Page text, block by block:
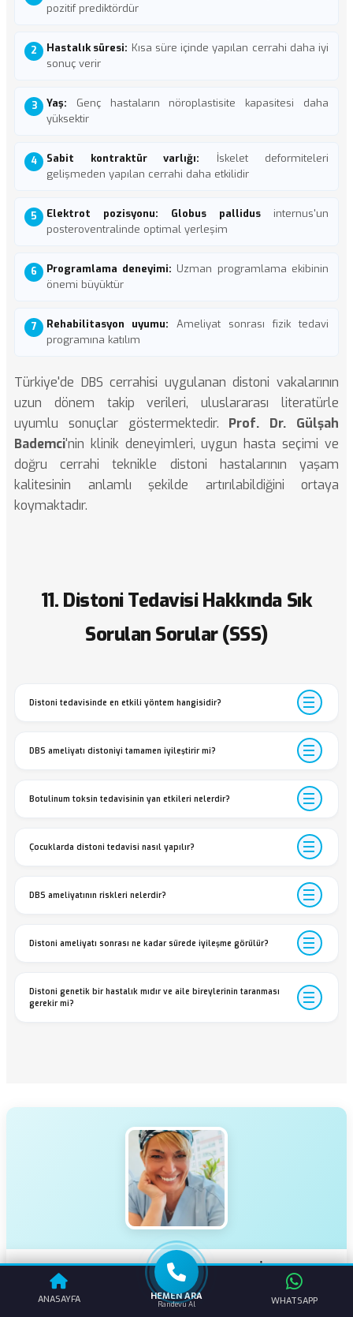
pozitif prediktördür
Hastalık süresi: Kısa süre içinde yapılan cerrahi daha iyi
sonuç verir
Yaş: Genç hastaların nöroplastisite kapasitesi daha
yüksektir
Sabit kontraktür varlığı: İskelet deformiteleri
gelişmeden yapılan cerrahi daha etkilidir
Elektrot pozisyonu: Globus pallidusinternus'un
posteroventralinde optimal yerleşim
Programlama deneyimi: Uzman programlama ekibinin
önemi büyüktür
Rehabilitasyon uyumu: Ameliyat sonrası fizik tedavi
programına katılım
Türkiye'de DBS cerrahisi uygulanan distoni vakalarının
uzun dönem takip verileri, uluslararası literatürle
uyumlu sonuçlar göstermektedir. Prof. Dr. Gülşah
Bademci'nin klinik deneyimleri, uygun hasta seçimi ve
doğru cerrahi teknikle distoni hastalarının yaşam
kalitesinin anlamlı şekilde artırılabildiğini ortaya
koymaktadır.
11. Distoni Tedavisi Hakkında Sık
Sorulan Sorular (SSS)
Distoni tedavisinde en etkili yöntem hangisidir?
DBS ameliyatı distoniyi tamamen iyileştirir mi?
Botulinum toksin tedavisinin yan etkileri nelerdir?
Çocuklarda distoni tedavisi nasıl yapılır?
DBS ameliyatının riskleri nelerdir?
Distoni ameliyatı sonrası ne kadar sürede iyileşme görülür?
Distoni genetik bir hastalık mıdır ve aile bireylerinin taranması
gerekir mi?
Prof. Dr. Gülşah BADEMCİ
Beyin ve Sinir Cerrahisi Uzmanı
ANASAYFA HEMEN ARA
Randevu Al WHATSAPP